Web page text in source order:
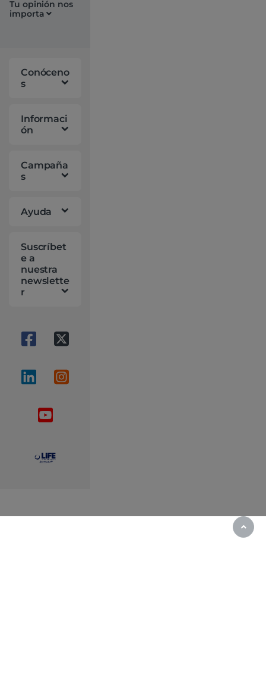
30
0
0
A
da
pt
ifi
Tu opinión nos
importa
Conóceno
s
Informaci
ón
Campaña
s
Ayuda
Suscríbet
e a
nuestra
newslette
r